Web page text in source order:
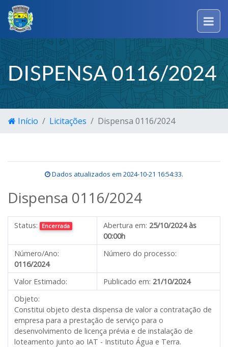
DISPENSA 0116/2024
Início Licitações Dispensa 0116/2024
Dados atualizados em 2024-10-21 16:54:33.
Dispensa 0116/2024
Status: Encerrada Abertura em: 25/10/2024 às
00:00h
Número/Ano:
0116/2024
Número do processo:
Valor Estimado: Publicado em: 21/10/2024
Objeto:
Constitui objeto desta dispensa de valor a contratação de
empresa para a prestação de serviço para o
desenvolvimento de licença prévia e de instalação de
loteamento junto ao IAT - Instituto Água e Terra.